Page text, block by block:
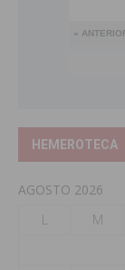
HEMEROTECA
AGOSTO 2026
L
M